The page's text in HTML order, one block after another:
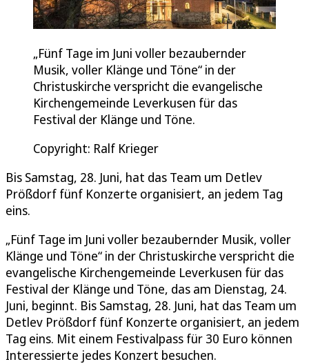
„Fünf Tage im Juni voller bezaubernder
Musik, voller Klänge und Töne“ in der
Christuskirche verspricht die evangelische
Kirchengemeinde Leverkusen für das
Festival der Klänge und Töne.
Copyright: Ralf Krieger
Bis Samstag, 28. Juni, hat das Team um Detlev
Prößdorf fünf Konzerte organisiert, an jedem Tag
eins.
„Fünf Tage im Juni voller bezaubernder Musik, voller
Klänge und Töne“ in der Christuskirche verspricht die
evangelische Kirchengemeinde Leverkusen für das
Festival der Klänge und Töne, das am Dienstag, 24.
Juni, beginnt. Bis Samstag, 28. Juni, hat das Team um
Detlev Prößdorf fünf Konzerte organisiert, an jedem
Tag eins. Mit einem Festivalpass für 30 Euro können
Interessierte jedes Konzert besuchen.